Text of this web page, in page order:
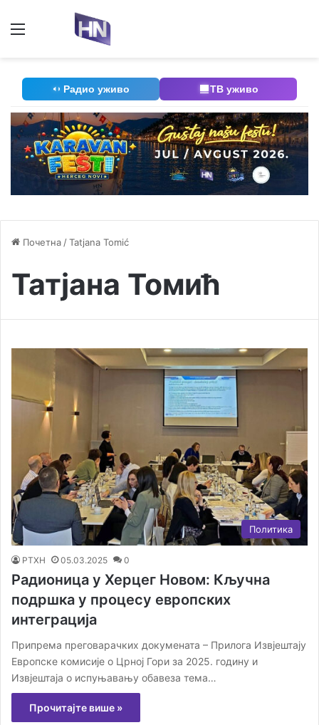
Радио уживо ТВ уживо
Почетна /Tatjana Tomić
Татјана Томић
Политика
РТХН 05.03.2025 0
Радионица у Херцег Новом: Кључна
подршка у процесу европских
интеграција
Припрема преговарачких докумената – Прилога Извјештају
Европске комисије о Црној Гори за 2025. годину и
Извјештаја о испуњавању обавеза тема…
Прочитајте више »